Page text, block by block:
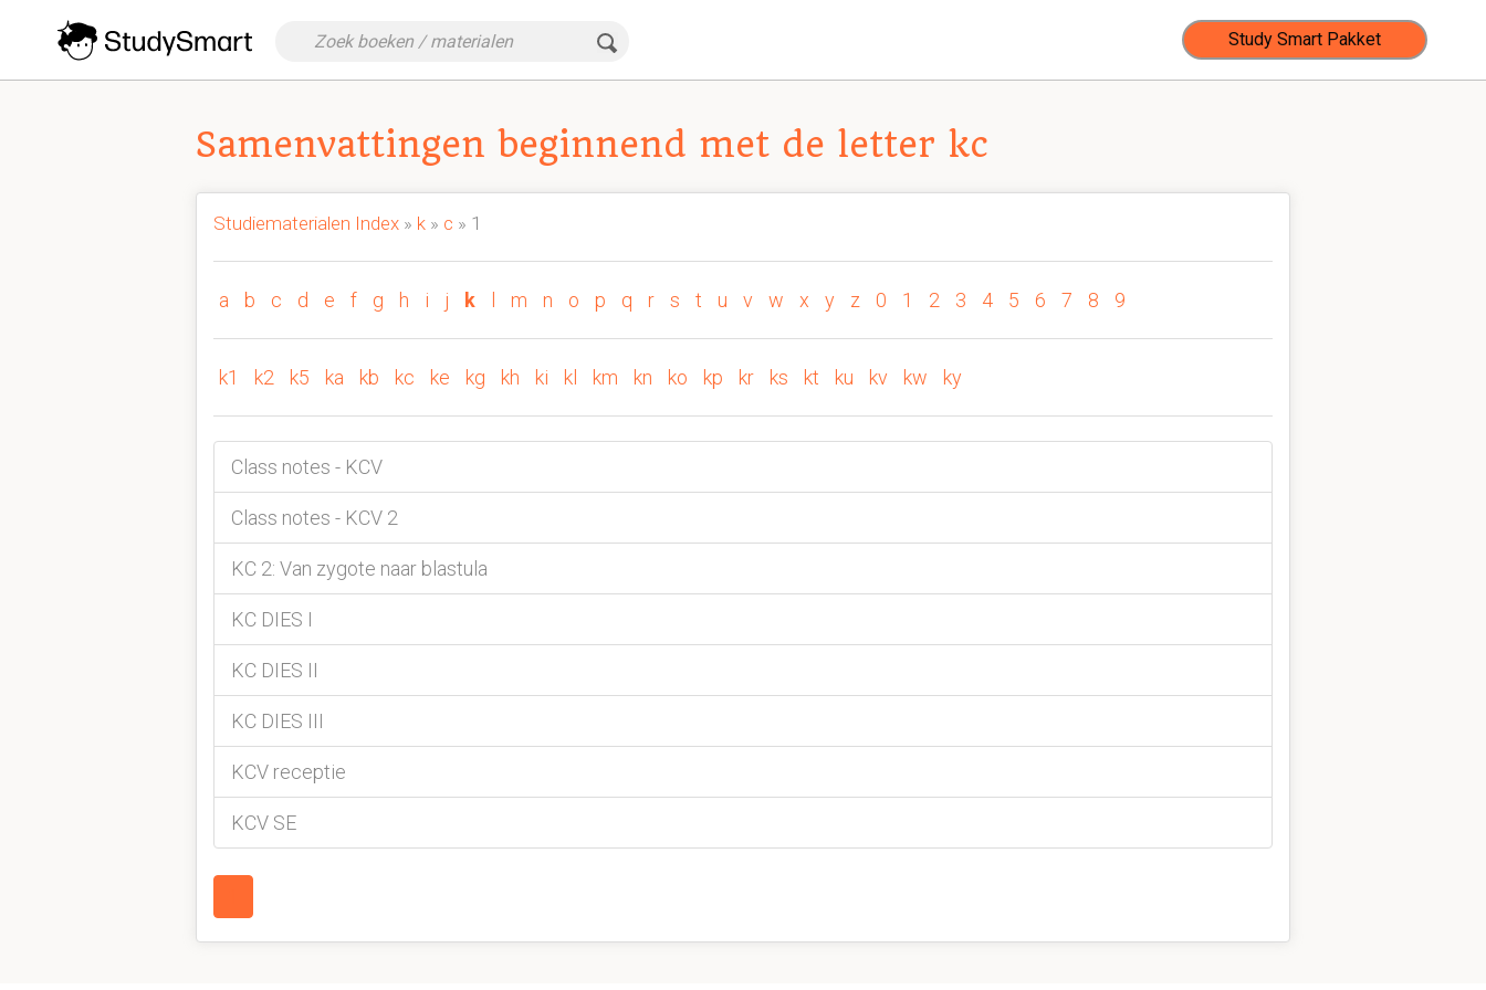
Study Smart Pakket
Samenvattingen beginnend met de letter kc
Studiematerialen Index » k » c » 1
a b c d e f g h i j k m n o p q r s t u v w x y z 0 1 2 3 4 5 6 7 8 9
k1 k2 k5 ka kb kc ke kg kh ki kl km kn ko kp kr ks kt ku kv kw ky
Class notes - KCV
Class notes - KCV 2
KC 2: Van zygote naar blastula
KC DIES I
KC DIES II
KC DIES III
KCV receptie
KCV SE